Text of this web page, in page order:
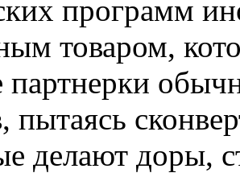
программ
товаром,
партнерки
пытаясь
делают доры,